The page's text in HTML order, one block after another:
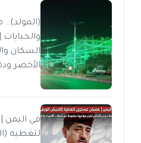
(المولد)..
السكان
الأخضر
في
لتغطية